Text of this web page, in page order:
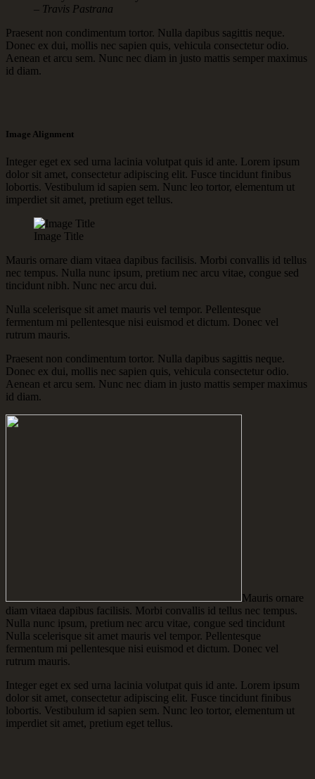
– Travis Pastrana
Praesent non condimentum tortor. Nulla dapibus sagittis neque.
Donec ex dui, mollis nec sapien quis, vehicula consectetur odio.
Aenean et arcu sem. Nunc nec diam in justo mattis semper maximus
id diam.
Image Alignment
Integer eget ex sed urna lacinia volutpat quis id ante. Lorem ipsum
dolor sit amet, consectetur adipiscing elit. Fusce tincidunt finibus
lobortis. Vestibulum id sapien sem. Nunc leo tortor, elementum ut
imperdiet sit amet, pretium eget tellus.
Image Title
Mauris ornare diam vitaea dapibus facilisis. Morbi convallis id tellus
nec tempus. Nulla nunc ipsum, pretium nec arcu vitae, congue sed
tincidunt nibh. Nunc nec arcu dui.
Nulla scelerisque sit amet mauris vel tempor. Pellentesque
fermentum mi pellentesque nisi euismod et dictum. Donec vel
rutrum mauris.
Praesent non condimentum tortor. Nulla dapibus sagittis neque.
Donec ex dui, mollis nec sapien quis, vehicula consectetur odio.
Aenean et arcu sem. Nunc nec diam in justo mattis semper maximus
id diam.
Mauris ornare
diam vitaea dapibus facilisis. Morbi convallis id tellus nec tempus.
Nulla nunc ipsum, pretium nec arcu vitae, congue sed tincidunt
Nulla scelerisque sit amet mauris vel tempor. Pellentesque
fermentum mi pellentesque nisi euismod et dictum. Donec vel
rutrum mauris.
Integer eget ex sed urna lacinia volutpat quis id ante. Lorem ipsum
dolor sit amet, consectetur adipiscing elit. Fusce tincidunt finibus
lobortis. Vestibulum id sapien sem. Nunc leo tortor, elementum ut
imperdiet sit amet, pretium eget tellus.